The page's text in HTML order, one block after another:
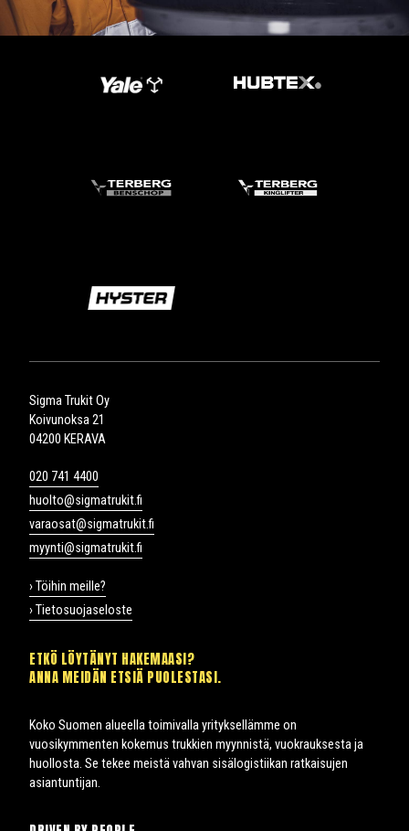
Sigma Trukit Oy
Koivunoksa 21
04200 KERAVA
020 741 4400
huolto@sigmatrukit.fi
varaosat@sigmatrukit.fi
myynti@sigmatrukit.fi
› Töihin meille?
› Tietosuojaseloste
ETKÖ LÖYTÄNYT HAKEMAASI?
ANNA MEIDÄN ETSIÄ PUOLESTASI.
Koko Suomen alueella toimivalla yrityksellämme on
vuosikymmenten kokemus trukkien myynnistä, vuokrauksesta ja
huollosta. Se tekee meistä vahvan sisälogistiikan ratkaisujen
asiantuntijan.